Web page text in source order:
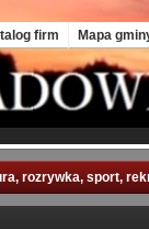
firm Mapa
rozrywka, sport,